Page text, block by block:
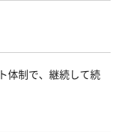
体制で、継続して続